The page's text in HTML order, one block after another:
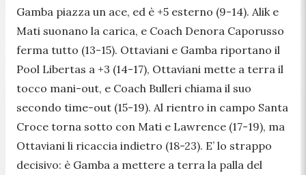
Gamba piazza un ace, ed è +5 esterno (9-14). Alik e
Mati suonano la carica, e Coach Denora Caporusso
ferma tutto (13-15). Ottaviani e Gamba riportano il
Pool Libertas a +3 (14-17), Ottaviani mette a terra il
tocco mani-out, e Coach Bulleri chiama il suo
secondo time-out (15-19). Al rientro in campo Santa
Croce torna sotto con Mati e Lawrence (17-19), ma
Ottaviani li ricaccia indietro (18-23). E’ lo strappo
decisivo: è Gamba a mettere a terra la palla del